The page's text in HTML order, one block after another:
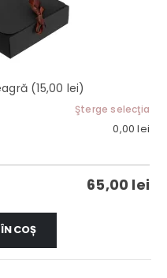
(15,00 lei)
Şterge selecţia
0,00lei
65,00 lei
COȘ